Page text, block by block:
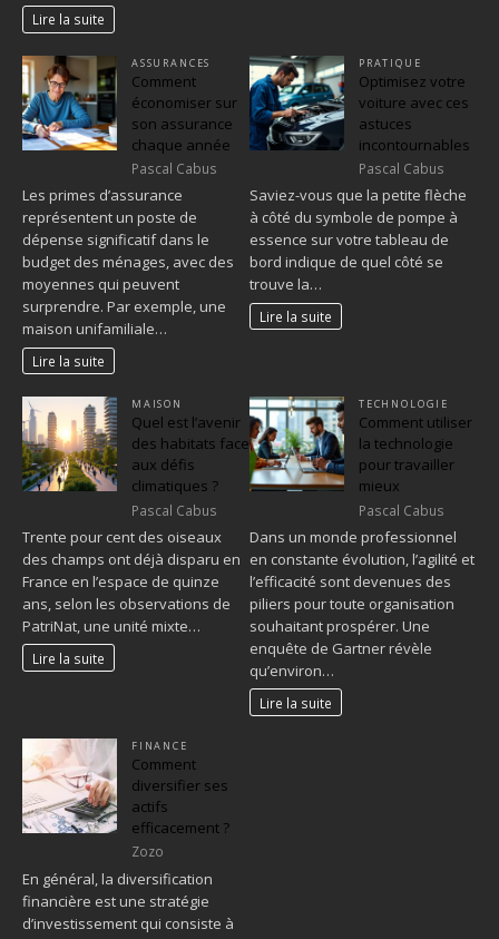
Lire la suite
ASSURANCES
Comment
économiser sur
son assurance
chaque année
Pascal Cabus
Les primes d’assurance
représentent un poste de
dépense significatif dans le
budget des ménages, avec des
moyennes qui peuvent
surprendre. Par exemple, une
maison unifamiliale…
Lire la suite
PRATIQUE
Optimisez votre
voiture avec ces
astuces
incontournables
Pascal Cabus
Saviez-vous que la petite flèche
à côté du symbole de pompe à
essence sur votre tableau de
bord indique de quel côté se
trouve la…
Lire la suite
MAISON
Quel est l’avenir
des habitats face
aux défis
climatiques ?
Pascal Cabus
Trente pour cent des oiseaux
des champs ont déjà disparu en
France en l’espace de quinze
ans, selon les observations de
PatriNat, une unité mixte…
Lire la suite
TECHNOLOGIE
Comment utiliser
la technologie
pour travailler
mieux
Pascal Cabus
Dans un monde professionnel
en constante évolution, l’agilité et
l’efficacité sont devenues des
piliers pour toute organisation
souhaitant prospérer. Une
enquête de Gartner révèle
qu’environ…
Lire la suite
FINANCE
Comment
diversifier ses
actifs
efficacement ?
Zozo
En général, la diversification
financière est une stratégie
d’investissement qui consiste à